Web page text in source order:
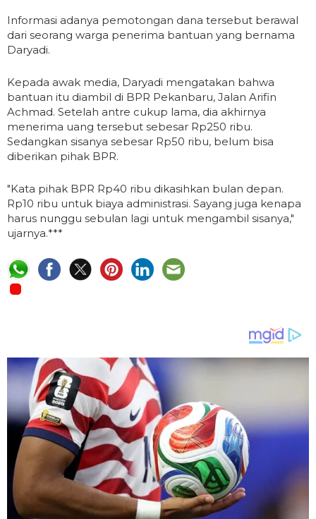
Informasi adanya pemotongan dana tersebut berawal
dari seorang warga penerima bantuan yang bernama
Daryadi.
Kepada awak media, Daryadi mengatakan bahwa
bantuan itu diambil di BPR Pekanbaru, Jalan Arifin
Achmad. Setelah antre cukup lama, dia akhirnya
menerima uang tersebut sebesar Rp250 ribu.
Sedangkan sisanya sebesar Rp50 ribu, belum bisa
diberikan pihak BPR.
"Kata pihak BPR Rp40 ribu dikasihkan bulan depan.
Rp10 ribu untuk biaya administrasi. Sayang juga kenapa
harus nunggu sebulan lagi untuk mengambil sisanya,"
ujarnya.***